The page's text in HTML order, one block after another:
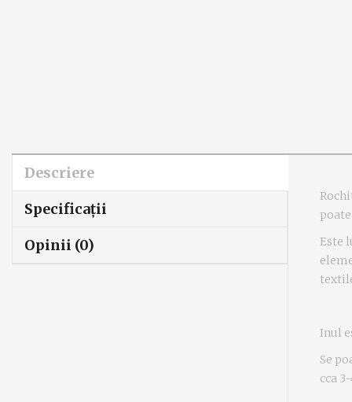
Descriere
Specificaţii
Opinii (0)
Este
Inul
Se
cca